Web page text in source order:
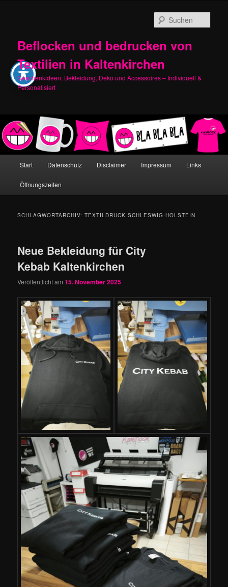
Beflocken und bedrucken von
Textilien in Kaltenkirchen
Geschenkideen, Bekleidung, Deko und Accessoires – Individuell &
Personalisiert
Start Datenschutz Disclaimer Impressum Links
Öffnungszeiten
SCHLAGWORTARCHIV:TEXTILDRUCK SCHLESWIG-HOLSTEIN
Neue Bekleidung für City
Kebab Kaltenkirchen
Veröffentlicht am15. November 2025